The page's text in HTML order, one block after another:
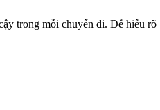
trong mỗi chuyến đi. Để hiểu rõ